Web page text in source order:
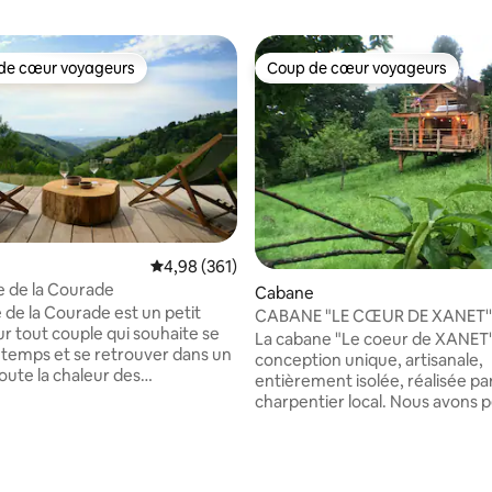
cœur voyageurs les plus appréciés
cœur voyageurs
Évaluation moyenne sur la base de 361
4,98 (361)
de la Courade
de la Courade est un petit
tout couple qui souhaite se
et se retrouver dans un
la chaleur des
Coup de cœur voyageurs
Coup de cœur voyageurs
Cabane
CABANE "LE CŒUR DE
La cabane "Le coeur de
conception unique, artisanale,
entièrement isolée, réalisée
charpentier local. Nous avons